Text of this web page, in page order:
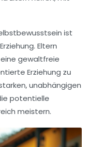
ist
Erziehung. Eltern
gewaltfreie
Erziehung zu
unabhängigen
potentielle
meistern.